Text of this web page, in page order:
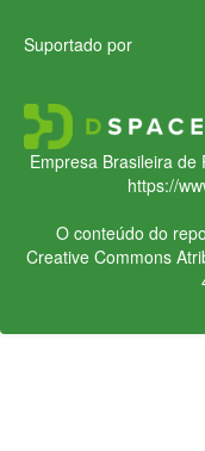
Suportado por
Empresa Brasileira de
https://
O conteúdo do
Creative Commons